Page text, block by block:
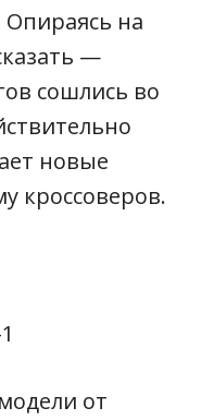
на
—
сошлись во
новые
кроссоверов.
от